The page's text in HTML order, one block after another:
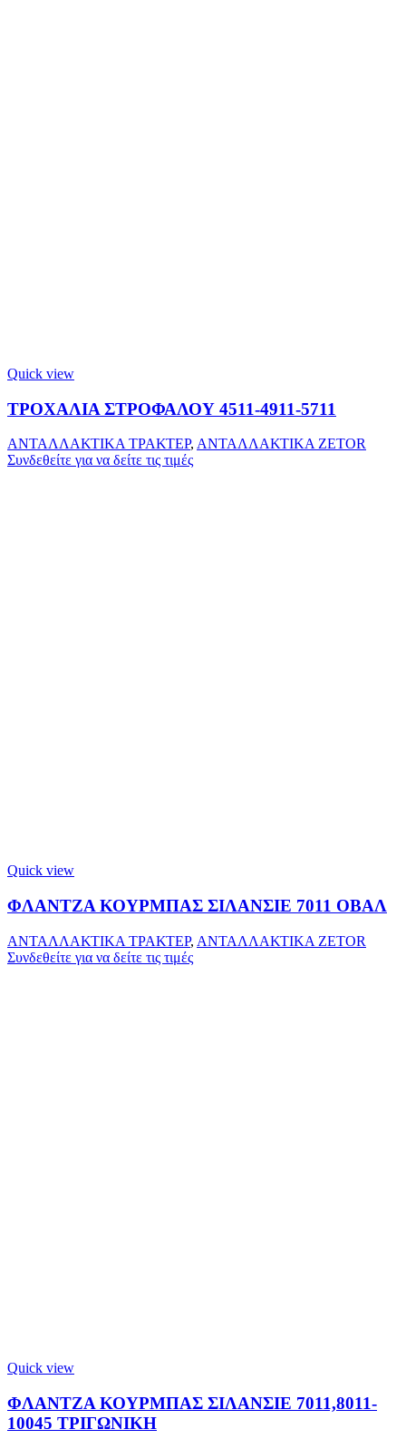
Quick view
ΤΡΟΧΑΛΙΑ ΣΤΡΟΦΑΛΟΥ 4511-4911-5711
ΑΝΤΑΛΛΑΚΤΙΚΑ ΤΡΑΚΤΕΡ, ΑΝΤΑΛΛΑΚΤΙΚΑ ZETOR
Συνδεθείτε για να δείτε τις τιμές
Quick view
ΦΛΑΝΤΖΑ ΚΟΥΡΜΠΑΣ ΣΙΛΑΝΣΙΕ 7011 ΟΒΑΛ
ΑΝΤΑΛΛΑΚΤΙΚΑ ΤΡΑΚΤΕΡ, ΑΝΤΑΛΛΑΚΤΙΚΑ ZETOR
Συνδεθείτε για να δείτε τις τιμές
Quick view
ΦΛΑΝΤΖΑ ΚΟΥΡΜΠΑΣ ΣΙΛΑΝΣΙΕ 7011,8011-
10045 ΤΡΙΓΩΝΙΚΗ